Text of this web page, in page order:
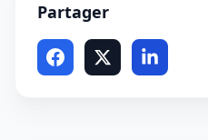
Partager